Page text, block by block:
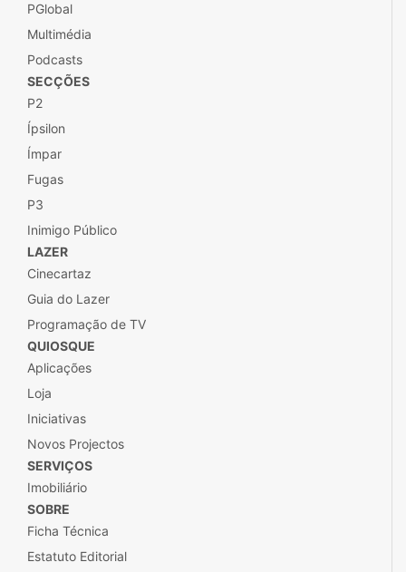
PGlobal
Multimédia
Podcasts
SECÇÕES
P2
Ípsilon
Ímpar
Fugas
P3
Inimigo Público
LAZER
Cinecartaz
Guia do Lazer
Programação de TV
QUIOSQUE
Aplicações
Loja
Iniciativas
Novos Projectos
SERVIÇOS
Imobiliário
SOBRE
Ficha Técnica
Estatuto Editorial